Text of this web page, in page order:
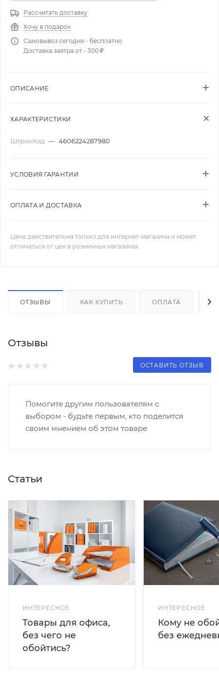
Рассчитать доставку
Хочу в подарок
Самовывоз сегодня - бесплатно
Доставка завтра от - 300 ₽
ОПИСАНИЕ
ХАРАКТЕРИСТИКИ
ШтрихКод — 4606224287980
УСЛОВИЯ ГАРАНТИИ
ОПЛАТА И ДОСТАВКА
Цена действительна только для интернет-магазина и может
отличаться от цен в розничных магазинах
ОТЗЫВЫ КАК КУПИТЬ ОПЛАТА
Отзывы
ОСТАВИТЬ ОТЗЫВ
Помогите другим пользователям с
выбором - будьте первым, кто поделится
своим мнением об этом товаре
Статьи
ИНТЕРЕСНОЕ
Товары для офиса,
без чего не
обойтись?
ИНТЕРЕСНОЕ
Кому не
без